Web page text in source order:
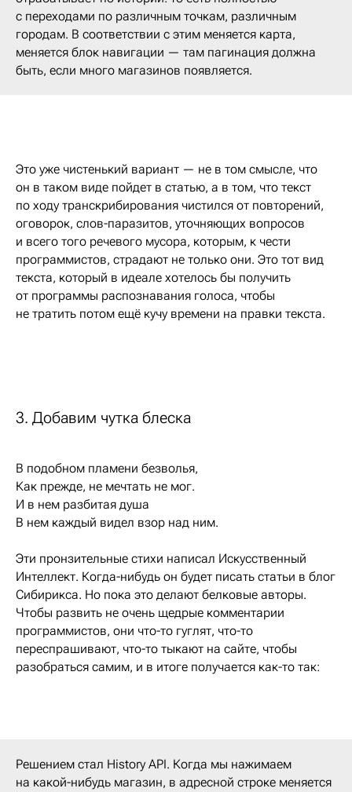
с переходами по различным точкам, различным
городам. В соответствии с этим меняется карта,
меняется блок навигации — там пагинация должна
быть, если много магазинов появляется.
Это уже чистенький вариант — не в том смысле, что
он в таком виде пойдет в статью, а в том, что текст
по ходу транскрибирования чистился от повторений,
оговорок, слов-паразитов, уточняющих вопросов
и всего того речевого мусора, которым, к чести
программистов, страдают не только они. Это тот вид
текста, который в идеале хотелось бы получить
от программы распознавания голоса, чтобы
не тратить потом ещё кучу времени на правки текста.
3. Добавим чутка блеска
В подобном пламени безволья,
Как прежде, не мечтать не мог.
И в нем разбитая душа
В нем каждый видел взор над ним.
Эти пронзительные стихи написал Искусственный
Интеллект. Когда-нибудь он будет писать статьи в блог
Сибирикса. Но пока это делают белковые авторы.
Чтобы развить не очень щедрые комментарии
программистов, они что-то гуглят, что-то
переспрашивают, что-то тыкают на сайте, чтобы
разобраться самим, и в итоге получается как-то так:
Решением стал History API. Когда мы нажимаем
на какой-нибудь магазин, в адресной строке меняется